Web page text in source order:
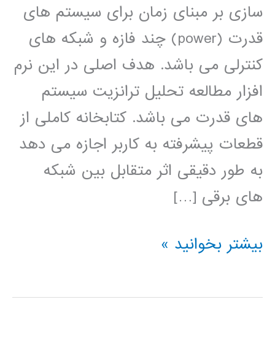
سازی بر مبنای زمان برای سیستم های
قدرت (power) چند فازه و شبکه های
کنترلی می باشد. هدف اصلی در این نرم
افزار مطالعه تحلیل ترانزیت سیستم
های قدرت می باشد. کتابخانه کاملی از
قطعات پیشرفته به کاربر اجازه می دهد
به طور دقیقی اثر متقابل بین شبکه
های برقی […]
آموزش
افزار
بیشتر بخوانید »